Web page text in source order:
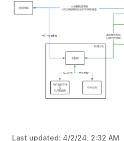
Last updated: 4/2/24, 2:32 AM